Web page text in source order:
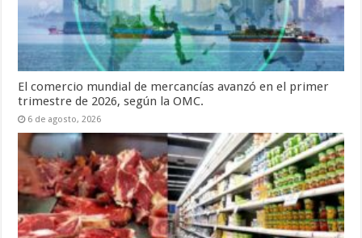
El comercio mundial de mercancías avanzó en el primer
trimestre de 2026, según la OMC.
6 de agosto, 2026